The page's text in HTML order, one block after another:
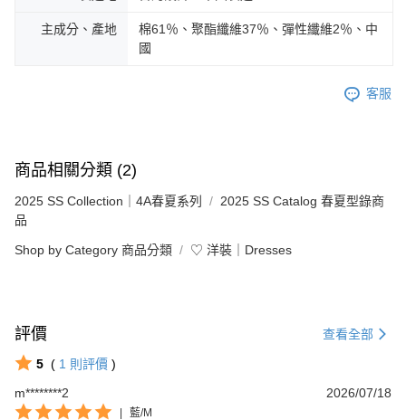
主成分、產地
棉61％、聚酯纖維37％、彈性纖維2％、中
國
客服
商品相關分類 (2)
2025 SS Collection｜4A春夏系列
2025 SS Catalog 春夏型錄商
品
Shop by Category 商品分類 ♡ 洋裝｜Dresses
評價 查看全部
5 ( 1 則評價 )
m********2
2026/07/18
| 藍/M